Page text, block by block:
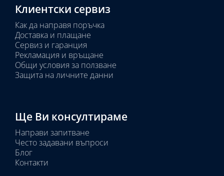
Клиентски сервиз
Как да направя поръчка
Доставка и плащане
Сервиз и гаранция
Рекламация и връщане
Общи условия за ползване
Защита на личните данни
Ще Ви консултираме
Направи запитване
Често задавани въпроси
Блог
Контакти